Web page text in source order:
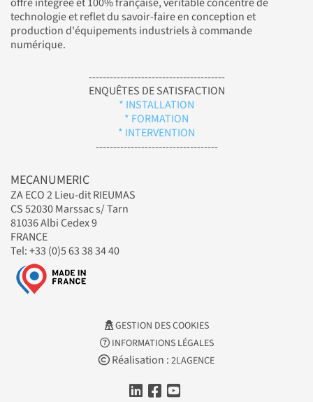
technologie et reflet du savoir-faire en conception et
production d'équipements industriels à commande
numérique.
---------------------------------------
ENQUÊTES DE SATISFACTION
* INSTALLATION
* FORMATION
* INTERVENTION
-----------------------------------
MECANUMERIC
ZA ECO 2 Lieu-dit RIEUMAS
CS 52030 Marssac s/ Tarn
81036 Albi Cedex 9
FRANCE
Tel: +33 (0)5 63 38 34 40
GESTION DES COOKIES
INFORMATIONS LÉGALES
Réalisation : 2LAGENCE